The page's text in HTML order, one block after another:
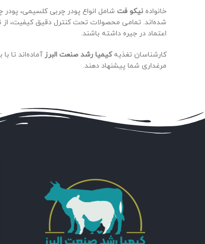
خانواده نیکو فت
اعتماد در جیره داشته باشند.
کارشناسان تغذیهکیمیا رشد صنعت البرز آماده‌اند تا
مرغداری شما پیشنهاد دهند.